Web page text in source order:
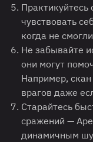
чувствовать
когда не
Не забывайте
они могут
Например,
врагов даже
Старайтесь
сражений —
динамичным